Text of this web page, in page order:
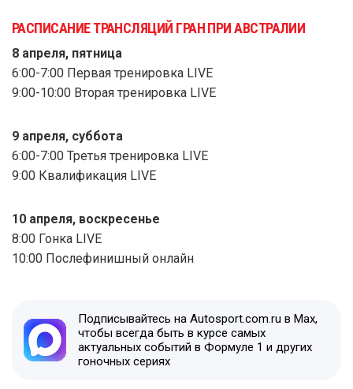
РАСПИСАНИЕ ТРАНСЛЯЦИЙ ГРАН ПРИ АВСТРАЛИИ
8 апреля, пятница
6:00-7:00 Первая тренировка LIVE
9:00-10:00 Вторая тренировка LIVE
9 апреля, суббота
6:00-7:00 Третья тренировка LIVE
9:00 Квалификация LIVE
10 апреля, воскресенье
8:00 Гонка LIVE
10:00 Послефинишный онлайн
Подписывайтесь на Autosport.com.ru в Max,
чтобы всегда быть в курсе самых
актуальных событий в Формуле 1 и других
гоночных сериях